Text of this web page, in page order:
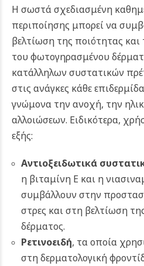
Η σωστά σχεδιασμένη
περιποίησης μπορεί να
βελτίωση της ποιότητας και
του φωτογηρασμένου
κατάλληλων συστατικών
στις ανάγκες κάθε
γνώμονα την ανοχή, την
αλλοιώσεων. Ειδικότερα,
εξής:
Αντιοξειδωτικά
η βιταμίνη E και η
συμβάλλουν στην
στρες και στη βελτίωση
δέρματος.
Ρετινοειδή, τα οποία
στη δερματολογική